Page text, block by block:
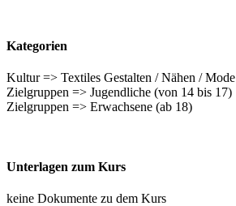
Kategorien
Kultur => Textiles Gestalten / Nähen / Mode
Zielgruppen => Jugendliche (von 14 bis 17)
Zielgruppen => Erwachsene (ab 18)
Unterlagen zum Kurs
keine Dokumente zu dem Kurs